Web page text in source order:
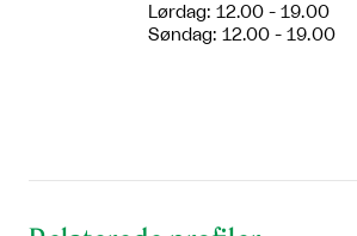
Lørdag: 12.00 - 19.00
Søndag: 12.00 - 19.00